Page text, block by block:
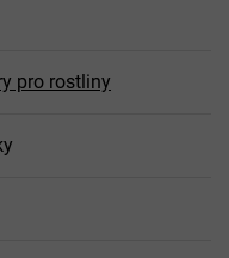
pro rostliny